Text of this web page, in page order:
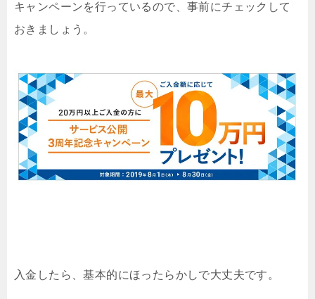
キャンペーンを行っているので、事前にチェックして
おきましょう。
入金したら、基本的にほったらかしで大丈夫です。